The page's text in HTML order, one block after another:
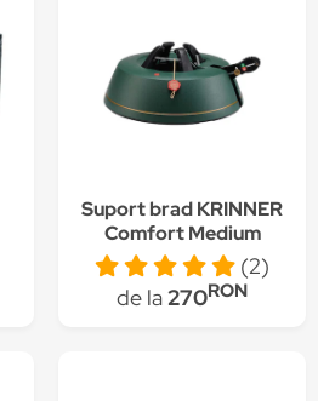
Suport brad KRINNER
Comfort Medium
pentru un brad cu
dimensiunea de pana
la 2,5 m
(2)
de la270RON